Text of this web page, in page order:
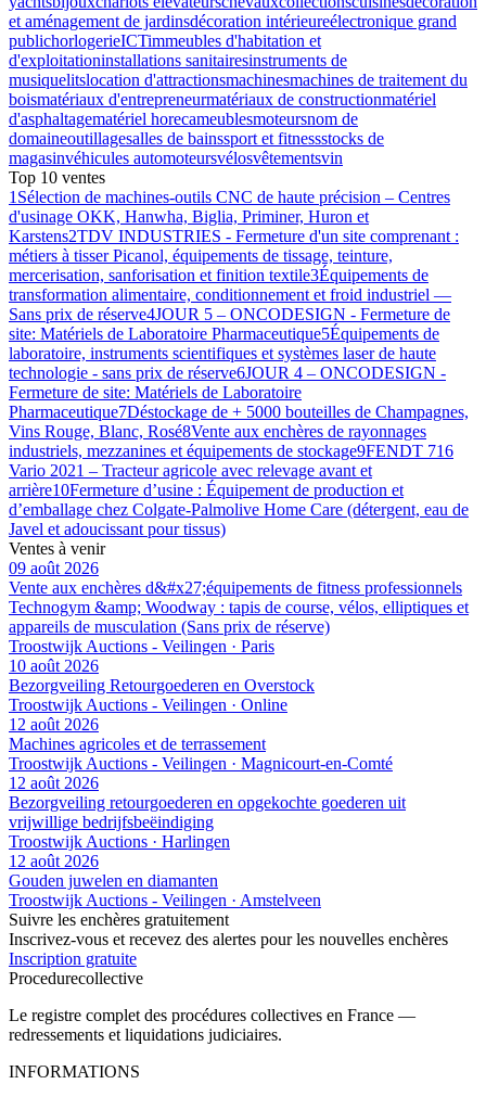
et aménagement de jardinsdécoration intérieureélectronique grand
publichorlogerieICTimmeubles d'habitation et
d'exploitationinstallations sanitairesinstruments de
musiquelitslocation d'attractionsmachinesmachines de traitement du
boismatériaux d'entrepreneurmatériaux de constructionmatériel
d'asphaltagematériel horecameublesmoteursnom de
domaineoutillagesalles de bainssport et fitnessstocks de
magasinvéhicules automoteursvélosvêtementsvin
Top 10 ventes
1 Sélection de machines-outils CNC de haute précision – Centres
d'usinage OKK, Hanwha, Biglia, Priminer, Huron et
Karstens2TDV INDUSTRIES - Fermeture d'un site comprenant :
métiers à tisser Picanol, équipements de tissage, teinture,
mercerisation, sanforisation et finition textile3Équipements de
transformation alimentaire, conditionnement et froid industriel —
Sans prix de réserve4JOUR 5 – ONCODESIGN - Fermeture de
site: Matériels de Laboratoire Pharmaceutique5Équipements de
laboratoire, instruments scientifiques et systèmes laser de haute
technologie - sans prix de réserve6JOUR 4 – ONCODESIGN -
Fermeture de site: Matériels de Laboratoire
Pharmaceutique7Déstockage de + 5000 bouteilles de Champagnes,
Vins Rouge, Blanc, Rosé8Vente aux enchères de rayonnages
industriels, mezzanines et équipements de stockage9FENDT 716
Vario 2021 – Tracteur agricole avec relevage avant et
arrière10Fermeture d’usine : Équipement de production et
d’emballage chez Colgate-Palmolive Home Care (détergent, eau de
Javel et adoucissant pour tissus)
Ventes à venir
09 août 2026
Vente aux enchères d&#x27;équipements de fitness professionnels
Technogym &amp; Woodway : tapis de course, vélos, elliptiques et
appareils de musculation (Sans prix de réserve)
Troostwijk Auctions - Veilingen · Paris
10 août 2026
Bezorgveiling Retourgoederen en Overstock
Troostwijk Auctions - Veilingen · Online
12 août 2026
Machines agricoles et de terrassement
Troostwijk Auctions - Veilingen · Magnicourt-en-Comté
12 août 2026
Bezorgveiling retourgoederen en opgekochte goederen uit
vrijwillige bedrijfsbeëindiging
Troostwijk Auctions · Harlingen
12 août 2026
Gouden juwelen en diamanten
Troostwijk Auctions - Veilingen · Amstelveen
Suivre les enchères gratuitement
Inscrivez-vous et recevez des alertes pour les nouvelles enchères
Inscription gratuite
Procedurecollective
Le registre complet des procédures collectives en France —
redressements et liquidations judiciaires.
INFORMATIONS